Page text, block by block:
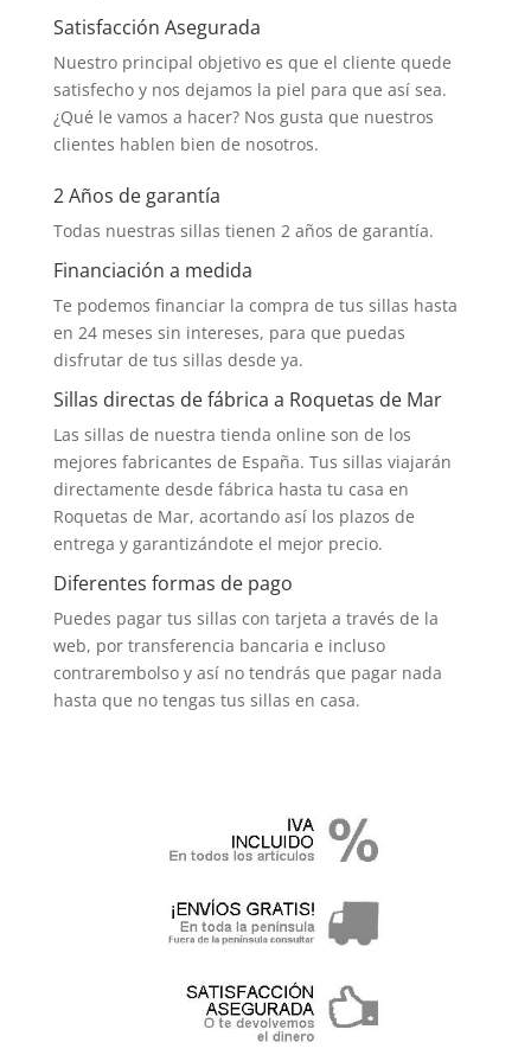
Satisfacción Asegurada
Nuestro principal objetivo es que el cliente quede
satisfecho y nos dejamos la piel para que así sea.
¿Qué le vamos a hacer? Nos gusta que nuestros
clientes hablen bien de nosotros.
2 Años de garantía
Todas nuestras sillas tienen 2 años de garantía.
Financiación a medida
Te podemos financiar la compra de tus sillas hasta
en 24 meses sin intereses, para que puedas
disfrutar de tus sillas desde ya.
Sillas directas de fábrica a Roquetas de Mar
Las sillas de nuestra tienda online son de los
mejores fabricantes de España. Tus sillas viajarán
directamente desde fábrica hasta tu casa en
Roquetas de Mar, acortando así los plazos de
entrega y garantizándote el mejor precio.
Diferentes formas de pago
Puedes pagar tus sillas con tarjeta a través de la
web, por transferencia bancaria e incluso
contrarembolso y así no tendrás que pagar nada
hasta que no tengas tus sillas en casa.